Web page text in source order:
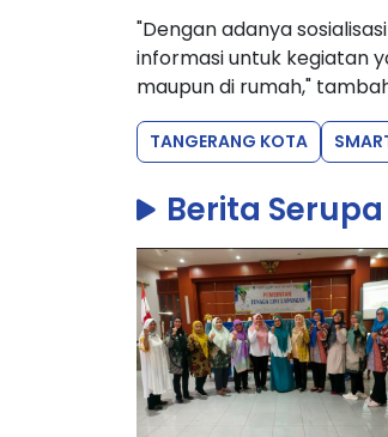
"Dengan adanya
informasi untuk kegiatan
maupun di rumah,"
TANGERANG KOTA
Berita Serupa